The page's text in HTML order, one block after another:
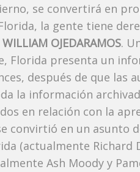
se convertirá en
la gente tiene
WILLIAM OJEDARAMOS.
Florida presenta un
después de que las
la información
en relación con la
convirtió en un asunto
(actualmente Richard
Ash Moody y